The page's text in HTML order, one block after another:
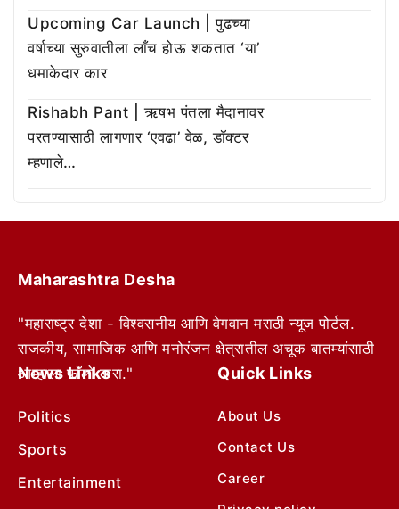
Upcoming Car Launch | पुढच्या
वर्षाच्या सुरुवातीला लाँच होऊ शकतात ‘या’
धमाकेदार कार
Rishabh Pant | ऋषभ पंतला मैदानावर
परतण्यासाठी लागणार ‘एवढा’ वेळ, डॉक्टर
म्हणाले…
Maharashtra Desha
"महाराष्ट्र देशा - विश्वसनीय आणि वेगवान मराठी न्यूज पोर्टल.
राजकीय, सामाजिक आणि मनोरंजन क्षेत्रातील अचूक बातम्यांसाठी
आम्हाला फॉलो करा."
News Links
Politics
Sports
Entertainment
Quick Links
About Us
Contact Us
Career